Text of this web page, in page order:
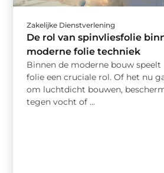
Zakelijke Dienstverlening
De rol van spinvliesfolie
moderne folie techniek
Binnen de moderne bouw speelt
folie een cruciale rol. Of het nu
om luchtdicht bouwen,
tegen vocht of ...